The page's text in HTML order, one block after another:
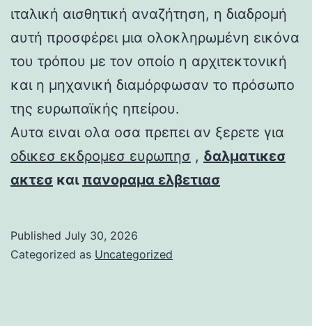
ιταλική αισθητική αναζήτηση, η διαδρομή
αυτή προσφέρει μια ολοκληρωμένη εικόνα
του τρόπου με τον οποίο η αρχιτεκτονική
και η μηχανική διαμόρφωσαν το πρόσωπο
της ευρωπαϊκής ηπείρου.
Αυτα ειναι ολα οσα πρεπει αν ξερετε για
οδικεσ εκδρομεσ ευρωπησ , δαλματικεσ
ακτεσ και πανοραμα ελβετιασ
Published July 30, 2026
Categorized as Uncategorized